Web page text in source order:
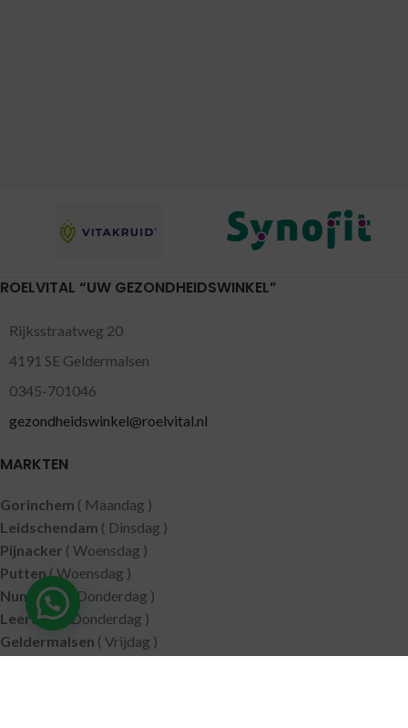
ROELVITAL “UW GEZONDHEIDSWINKEL”
Rijksstraatweg 20
4191 SE Geldermalsen
0345-701046
gezondheidswinkel@roelvital.nl
MARKTEN
Gorinchem ( Maandag )
Leidschendam ( Dinsdag )
Pijnacker ( Woensdag )
Putten( Woensdag )
Nunspeet( Donderdag )
Leerdam( Donderdag )
Geldermalsen ( Vrijdag )